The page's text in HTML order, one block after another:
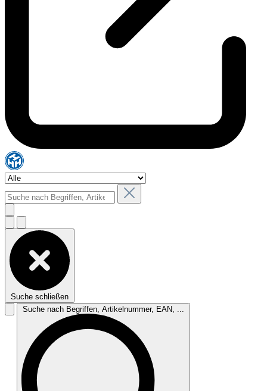
Suche schließen
Suche nach Begriffen, Artikelnummer, EAN, ...